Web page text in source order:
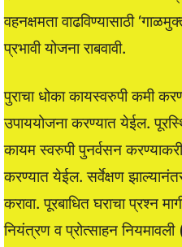
वहनक्षमता वाढविण्यासाठी
प्रभावी योजना राबवावी.
पुराचा धोका कायस्वरुपी कमी
उपाययोजना करण्यात येईल.
कायम स्वरुपी पुनर्वसन
करण्यात येईल. सर्वेक्षण
करावा. पूरबाधित घराचा प्रश्न
नियंत्रण व प्रोत्साहन